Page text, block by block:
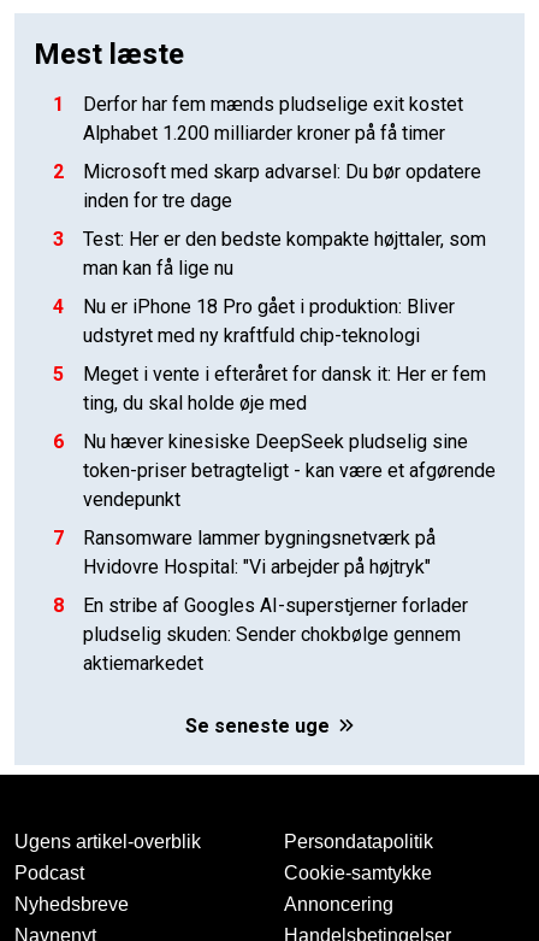
Mest læste
1
Derfor har fem mænds pludselige exit kostet
Alphabet 1.200 milliarder kroner på få timer
2
Microsoft med skarp advarsel: Du bør opdatere
inden for tre dage
3
Test: Her er den bedste kompakte højttaler, som
man kan få lige nu
4
Nu er iPhone 18 Pro gået i produktion: Bliver
udstyret med ny kraftfuld chip-teknologi
5
Meget i vente i efteråret for dansk it: Her er fem
ting, du skal holde øje med
6
Nu hæver kinesiske DeepSeek pludselig sine
token-priser betragteligt - kan være et afgørende
vendepunkt
7
Ransomware lammer bygningsnetværk på
Hvidovre Hospital: "Vi arbejder på højtryk"
8
En stribe af Googles AI-superstjerner forlader
pludselig skuden: Sender chokbølge gennem
aktiemarkedet
Se seneste uge
Ugens artikel-overblik
Podcast
Nyhedsbreve
Navnenyt
Persondatapolitik
Cookie-samtykke
Annoncering
Handelsbetingelser